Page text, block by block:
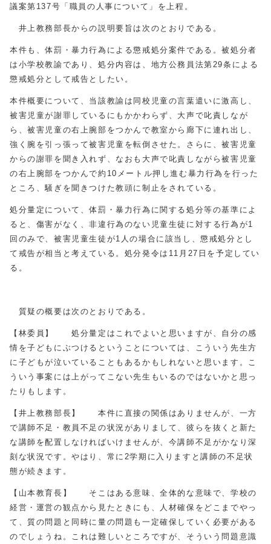
議案第137号「職員の人事について」を上程。
井上教務部長からの説明要旨は次のとおりである。
本件も、体罰・暴力行為による懲戒処分案件である。被処分者
は小学校教諭であり、処分内容は、地方公務員法第29条による
懲戒処分として戒告としたい。
本件概要について、当該教諭は同校児童の言葉遣いに激高し、
被害児童が謝罪しているにもかかわらず、大声で叱責しなが
ら、被害児童の右上腕部をつかんで教室から廊下に連れ出し、
強く腕を引っ張って被害児童を転倒させた。さらに、被害児童
からの謝罪を聞き入れず、なおも大声で叱責しながら被害児童
の右上腕部をつかんで約10メートル押し進む暴力行為を行った
ところ、騒ぎを聞きつけた教頭に制止をされている。
処分量定について、体罰・暴力行為に関する処分等の基準によ
ると、傷害がなく、非違行為のない児童生徒に対する行為が1
回のみで、被害児童生徒が1人の場合に該当し、懲戒処分とし
て戒告が相当と考えている。処分発令は11月27日を予定してい
る。
質疑の概要は次のとおりである。
【林委員】 処分量定はこれでよいと思いますが、自分の感
情を子どもにぶつけるということについては、こういう先生方
に子どもが泣いていることもあるかもしれないと思います。こ
ういう事案には上がってこない先生もいるのではないかと思っ
たりもします。
【井上教務部長】 本件に直接の関係はありませんが、一方
で講師不足・教員不足の状況がありまして、彼らを抜くと新た
な講師を配置しなければいけませんが、今講師不足がかなり深
刻な状況です。やはり、常に2学期に入りますと講師の不足状
態が続きます。
【山本教育長】 そこはある意味、全体的な意味で、学校の
経営・運営の観点から見たときにも、人材確保をどこまでやっ
て、質の問題と同時に量の問題も一定確保していく必要がある
のでしょうね。これは難しいところですが、そういう問題意識